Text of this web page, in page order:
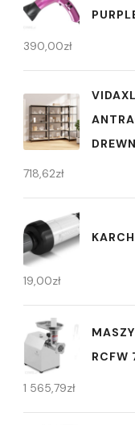
390,00zł
718,62zł
19,00zł
1 565,79zł